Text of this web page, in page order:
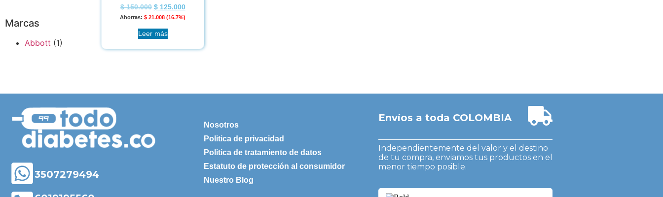
Marcas
Abbott (1)
$150.000 $125.000
Ahorras: $ 21.008 (16.7%)
Leer más
3507279494
Nosotros
Politica de privacidad
Politica de tratamiento de datos
Estatuto de protección al consumidor
Nuestro Blog
Envíos a toda COLOMBIA
Independientemente del valor y el destino
de tu compra, enviamos tus productos en el
menor tiempo posible.